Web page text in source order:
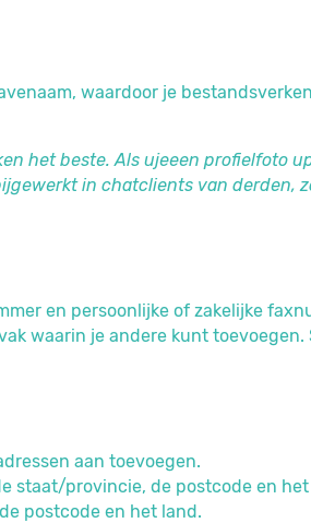
waardoor je
het beste. Als ujeeen profielfoto
in chatclients van derden,
en persoonlijke of zakelijke
waarin je andere kunt toevoegen.
aan toevoegen.
staat/provincie, de postcode en
postcode en het land.